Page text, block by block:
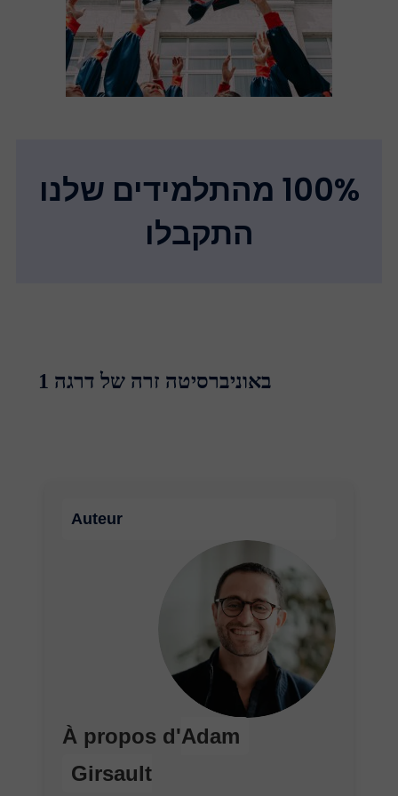
100% מהתלמידים שלנו
התקבלו
באוניברסיטה זרה של דרגה 1
Auteur
À propos d'Adam
Girsault